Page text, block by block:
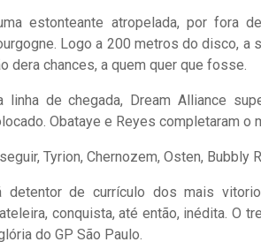
estonteante atropelada, por fora
Logo a 200 metros do disco, a
dera chances, a quem quer que fosse.
linha de chegada, Dream Alliance
Obataye e Reyes completaram o
Tyrion, Chernozem, Osten, Bubbly
detentor de currículo dos mais
conquista, até então, inédita. O
do GP São Paulo.